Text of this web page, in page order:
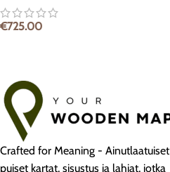
€725.00
Crafted for Meaning - Ainutlaatuiset
puiset kartat, sisustus ja lahjat, jotka